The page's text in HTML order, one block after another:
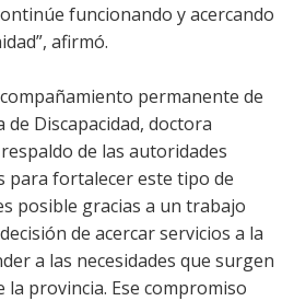
funcionando y acercando
afirmó.
permanente de
de Discapacidad, doctora
de las autoridades
para fortalecer este tipo de
posible gracias a un trabajo
de acercar servicios a la
a las necesidades que surgen
provincia. Ese compromiso